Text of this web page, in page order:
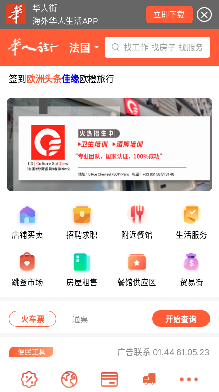
华人街
海外华人生活APP
立即下载
法国 找工作 找房子 找服务
签到 欧洲头条佳缘欧橙旅行
店铺买卖 招聘求职 附近餐馆 生活服务
跳蚤市场 房屋租售 餐馆供应区 贸易街
火车票 通票 开始查询
广告联系 01.44.61.05.23